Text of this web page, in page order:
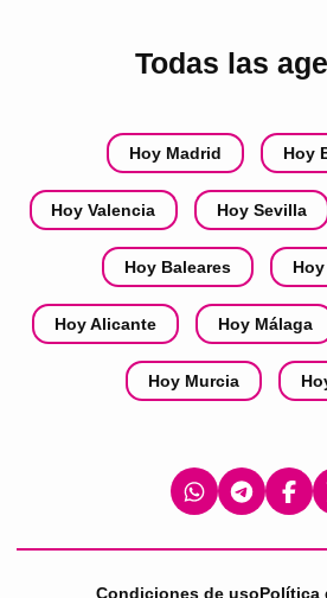
Todas las
Hoy Madrid Hoy
Hoy Valencia Hoy Sevilla
Hoy Baleares
Hoy Alicante Hoy Málaga
Hoy Murcia
Condiciones de usoPolítica